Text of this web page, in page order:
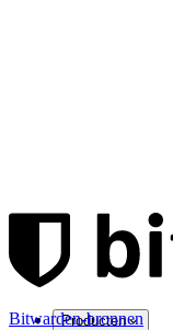
Producten
Bitwarden-bronnen